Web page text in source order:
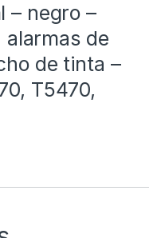
– negro –
de
de tinta –
T5470,